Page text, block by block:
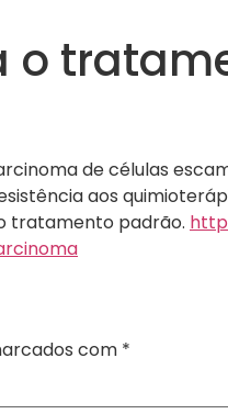
o
de células
aos
tratamento padrão.
com *